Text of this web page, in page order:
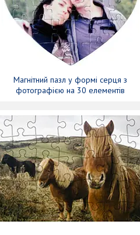
Магнітний пазл у формі серця з
фотографією на 30 елементів